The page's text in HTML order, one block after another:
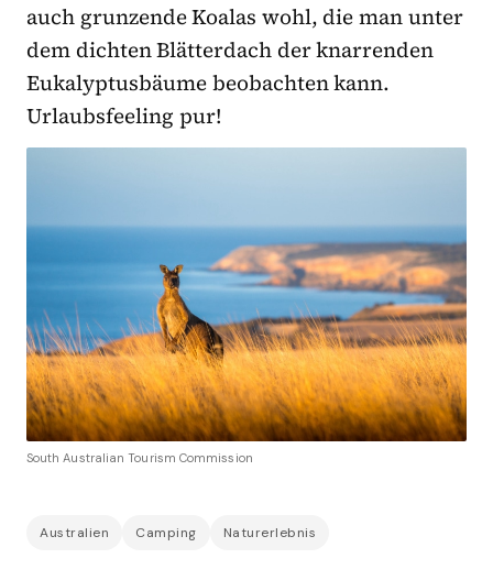
auch grunzende Koalas wohl, die man unter
dem dichten Blätterdach der knarrenden
Eukalyptusbäume beobachten kann.
Urlaubsfeeling pur!
South Australian Tourism Commission
Australien Camping Naturerlebnis